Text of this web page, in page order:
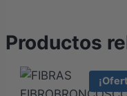
Productos